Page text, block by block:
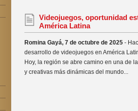
Videojuegos, oportunidad
América Latina
Romina Gayá, 7 de octubre de 2025 -
desarrollo de videojuegos en América
Hoy, la región se abre camino en una de
y creativas más dinámicas del mundo...